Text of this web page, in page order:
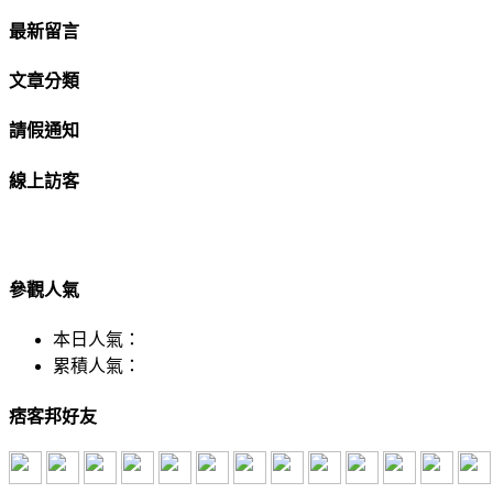
最新留言
文章分類
請假通知
線上訪客
參觀人氣
本日人氣：
累積人氣：
痞客邦好友